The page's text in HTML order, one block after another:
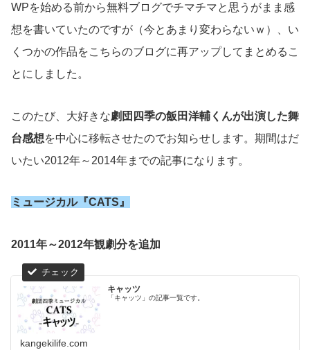
WPを始める前から無料ブログでチマチマと思うがまま感
想を書いていたのですが（今とあまり変わらないｗ）、い
くつかの作品をこちらのブログに再アップしてまとめるこ
とにしました。
このたび、大好きな劇団四季の飯田洋輔くんが出演した舞
台感想を中心に移転させたのでお知らせします。期間はだ
いたい2012年～2014年までの記事になります。
ミュージカル『CATS』
2011年～2012年観劇分を追加
キャッツ
「キャッツ」の記事一覧です。
kangekilife.com